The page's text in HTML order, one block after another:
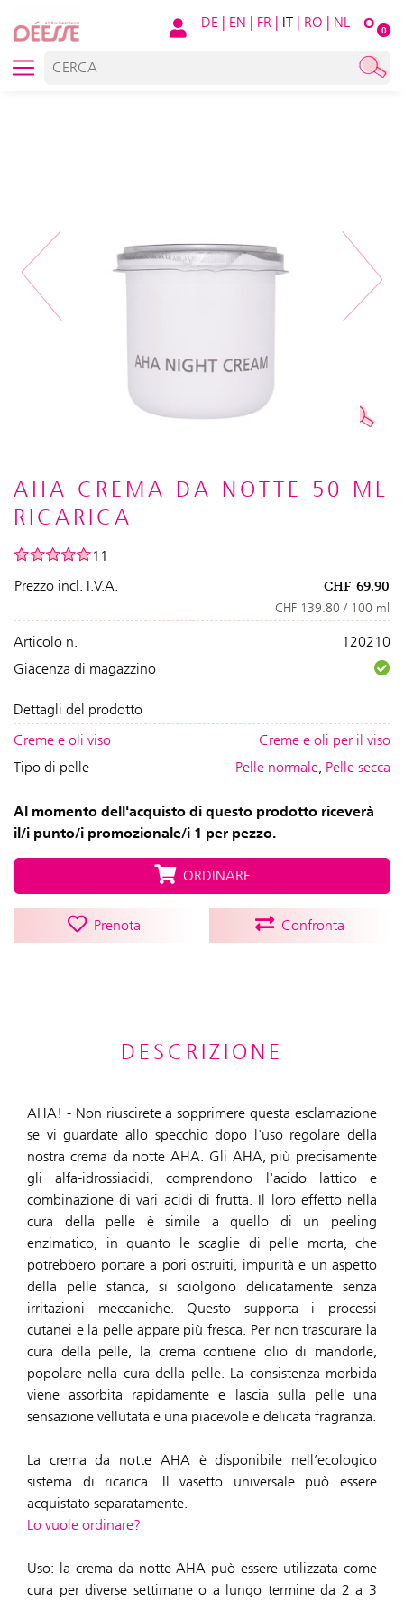
O 0
DE | EN | FR | IT | RO | NL
Next
AHA CREMA DA NOTTE 50 ML
RICARICA
11
Prezzo incl. I.V.A.
CHF 69.90
CHF 139.80 / 100 ml
Articolo n.
120210
Giacenza di magazzino
Dettagli del prodotto
Creme e oli viso
Creme e oli per il viso
Tipo di pelle
Pelle normale, Pelle secca
Al momento dell'acquisto di questo prodotto riceverà
il/i punto/i promozionale/i 1 per pezzo.
ORDINARE
Prenota Confronta
DESCRIZIONE
AHA! - Non riuscirete a sopprimere questa esclamazione
se vi guardate allo specchio dopo l'uso regolare della
nostra crema da notte AHA. Gli AHA, più precisamente
gli alfa-idrossiacidi, comprendono l'acido lattico e
combinazione di vari acidi di frutta. Il loro effetto nella
cura della pelle è simile a quello di un peeling
enzimatico, in quanto le scaglie di pelle morta, che
potrebbero portare a pori ostruiti, impurità e un aspetto
della pelle stanca, si sciolgono delicatamente senza
irritazioni meccaniche. Questo supporta i processi
cutanei e la pelle appare più fresca. Per non trascurare la
cura della pelle, la crema contiene olio di mandorle,
popolare nella cura della pelle. La consistenza morbida
viene assorbita rapidamente e lascia sulla pelle una
sensazione vellutata e una piacevole e delicata fragranza.
La crema da notte AHA è disponibile nell’ecologico
sistema di ricarica. Il vasetto universale può essere
acquistato separatamente.
Lo vuole ordinare?
Uso: la crema da notte AHA può essere utilizzata come
cura per diverse settimane o a lungo termine da 2 a 3